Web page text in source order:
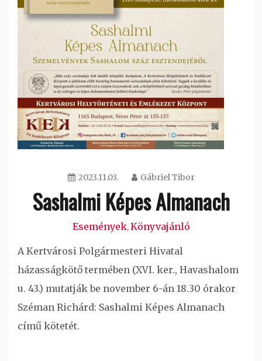
2023.11.03. Gábriel Tibor
Sashalmi Képes Almanach
Események,Könyvajánló
A Kertvárosi Polgármesteri Hivatal
házasságkötő termében (XVI. ker., Havashalom
u. 43.) mutatják be november 6-án 18.30 órakor
Széman Richárd: Sashalmi Képes Almanach
című kötetét.